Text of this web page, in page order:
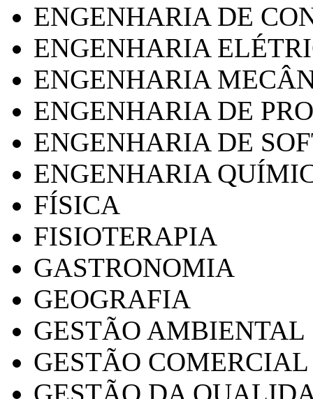
ENGENHARIA DE
ENGENHARIA
ENGENHARIA
ENGENHARIA DE
ENGENHARIA DE
ENGENHARIA
FÍSICA
FISIOTERAPIA
GASTRONOMIA
GEOGRAFIA
GESTÃO AMBIENTAL
GESTÃO COMERCIAL
GESTÃO DA